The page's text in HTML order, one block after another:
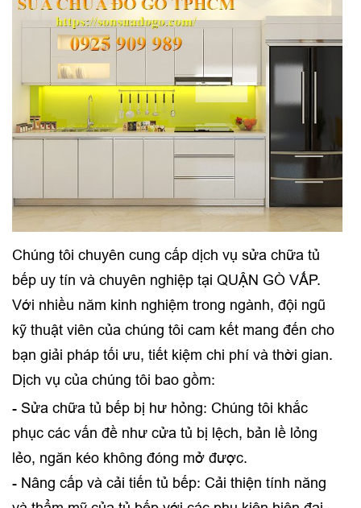
Chúng tôi chuyên cung cấp dịch vụ sửa chữa tủ
bếp uy tín và chuyên nghiệp tại QUẬN GÒ VẤP.
Với nhiều năm kinh nghiệm trong ngành, đội ngũ
kỹ thuật viên của chúng tôi cam kết mang đến cho
bạn giải pháp tối ưu, tiết kiệm chi phí và thời gian.
Dịch vụ của chúng tôi bao gồm:
- Sửa chữa tủ bếp bị hư hỏng: Chúng tôi khắc
phục các vấn đề như cửa tủ bị lệch, bản lề lỏng
lẻo, ngăn kéo không đóng mở được.
- Nâng cấp và cải tiến tủ bếp: Cải thiện tính năng